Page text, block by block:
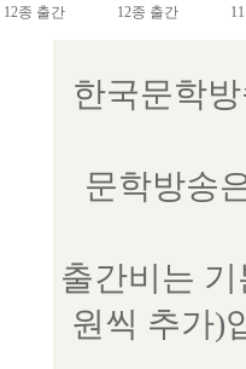
12종 출간
12종 출간
한국문학
문학방송
출간비는
원씩 추가)